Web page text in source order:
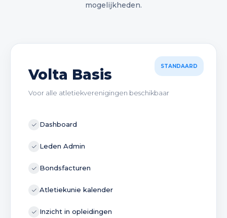
mogelijkheden.
STANDAARD
Volta Basis
Voor alle atletiekverenigingen beschikbaar
Dashboard
Leden Admin
Bondsfacturen
Atletiekunie kalender
Inzicht in opleidingen